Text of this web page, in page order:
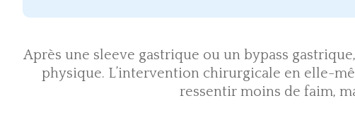
Après une sleeve gastrique ou un bypass
physique. L’intervention chirurgicale en elle-
ressentir moins de faim,